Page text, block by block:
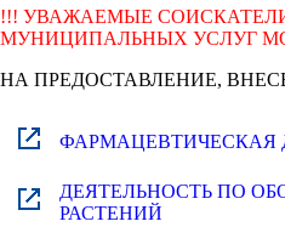
!!! УВАЖАЕМЫЕ
МУНИЦИПАЛЬНЫХ УСЛУГ
НА ПРЕДОСТАВЛЕНИЕ,
ФАРМАЦЕВТИЧЕСКАЯ
ДЕЯТЕЛЬНОСТЬ ПО
РАСТЕНИЙ